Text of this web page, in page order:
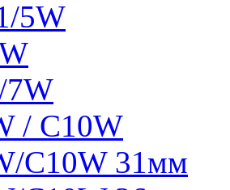
5W
7W
/ C10W
C10W 31мм